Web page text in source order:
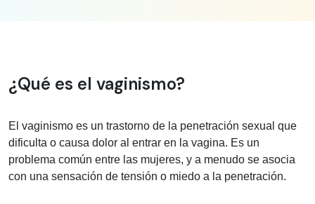
Información médica sobre Vaginismo
¿Qué es el vaginismo?
El vaginismo es un trastorno de la penetración sexual que
dificulta o causa dolor al entrar en la vagina. Es un
problema común entre las mujeres, y a menudo se asocia
con una sensación de tensión o miedo a la penetración.